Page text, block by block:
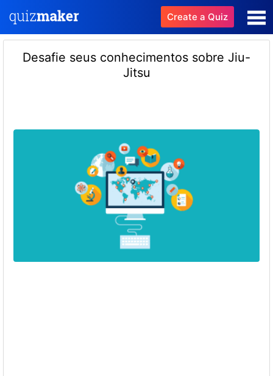
Create a Quiz
Desafie seus conhecimentos sobre Jiu-
Jitsu